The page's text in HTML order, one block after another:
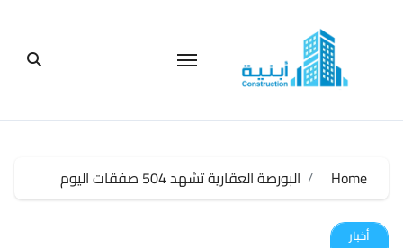
Home البورصة العقارية تشهد 504 صفقات اليوم
أخبار